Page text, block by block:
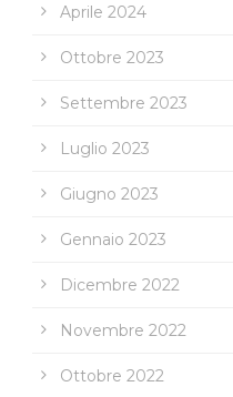
Aprile 2024
Ottobre 2023
Settembre 2023
Luglio 2023
Giugno 2023
Gennaio 2023
Dicembre 2022
Novembre 2022
Ottobre 2022